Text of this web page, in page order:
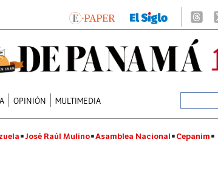
OPINIÓN MULTIMEDIA
José Raúl Mulino Asamblea Nacional Cepanim